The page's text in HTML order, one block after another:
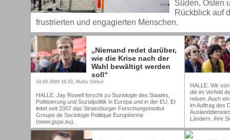
Süden, Osten
Rückblick auf
frustrierten und engagierten Menschen.
„Niemand redet darüber,
wie die Krise nach der
Wahl bewältigt werden
soll“
24.09.2009 16:33, Malte Göbel
HALLE. Jay Rowell forscht zu Soziologie des Staates,
Politisierung und Sozialpolitik in Europa und in der EU. Er
leitet seit 2007 das Strassburger Forschungsinstitut
Groupe de Sociologie Politique Européenne
(www.gspe.eu).
HALLE. Wir
die im Vorfeld
reisen. Auch
im Auftrag des
Ländern. Ihre